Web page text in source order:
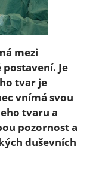
mezi
Je
tvar je
vnímá svou
tvaru a
pozornost a
duševních